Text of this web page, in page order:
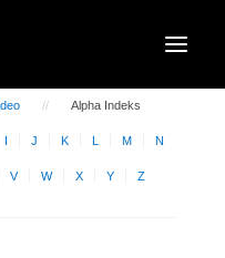
Alpha Indeks
I J K L M N
V W X Y Z